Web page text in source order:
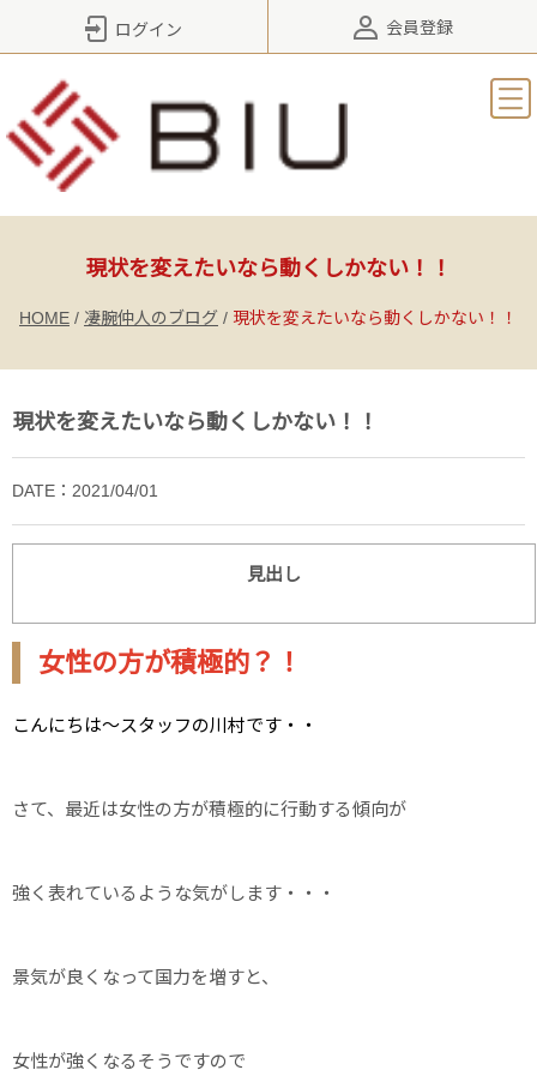
ログイン 会員登録
現状を変えたいなら動くしかない！！
HOME / 凄腕仲人のブログ / 現状を変えたいなら動くしかない！！
現状を変えたいなら動くしかない！！
DATE：2021/04/01
見出し
女性の方が積極的？！
こんにちは～スタッフの川村です・・
さて、最近は女性の方が積極的に行動する傾向が
強く表れているような気がします・・・
景気が良くなって国力を増すと、
女性が強くなるそうですので